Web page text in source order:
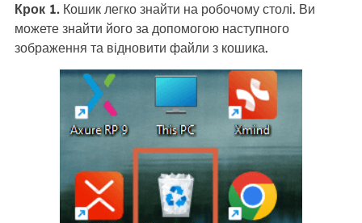
Крок 1.Кошик легко знайти на робочому столі. Ви
можете знайти його за допомогою наступного
зображення та відновити файли з кошика.